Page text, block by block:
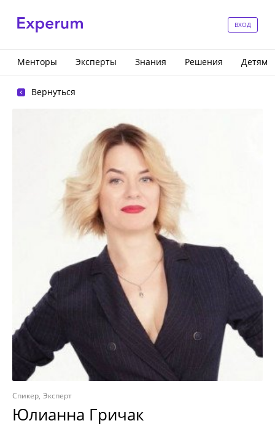
ВХОД
Менторы Эксперты Знания Решения Детям
Вернуться
Спикер Эксперт
Юлианна Гричак